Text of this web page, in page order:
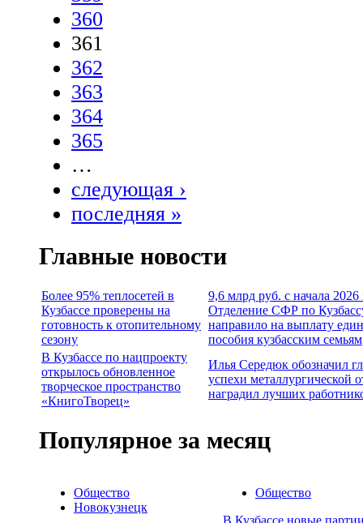
360
361
362
363
364
365
…
следующая ›
последняя »
Главные новости
Более 95% теплосетей в
Кузбассе проверены на
готовность к отопительному
сезону
9,6 млрд руб. с начала 2026
Отделение СФР по
направило на выплату
пособия кузбасским семьям
В Кузбассе по нацпроекту
открылось обновленное
творческое пространство
«КнигоТворец»
Илья Середюк обозначил
успехи металлургической
наградил лучших
Популярное за месяц
Общество
Новокузнецк
Общество